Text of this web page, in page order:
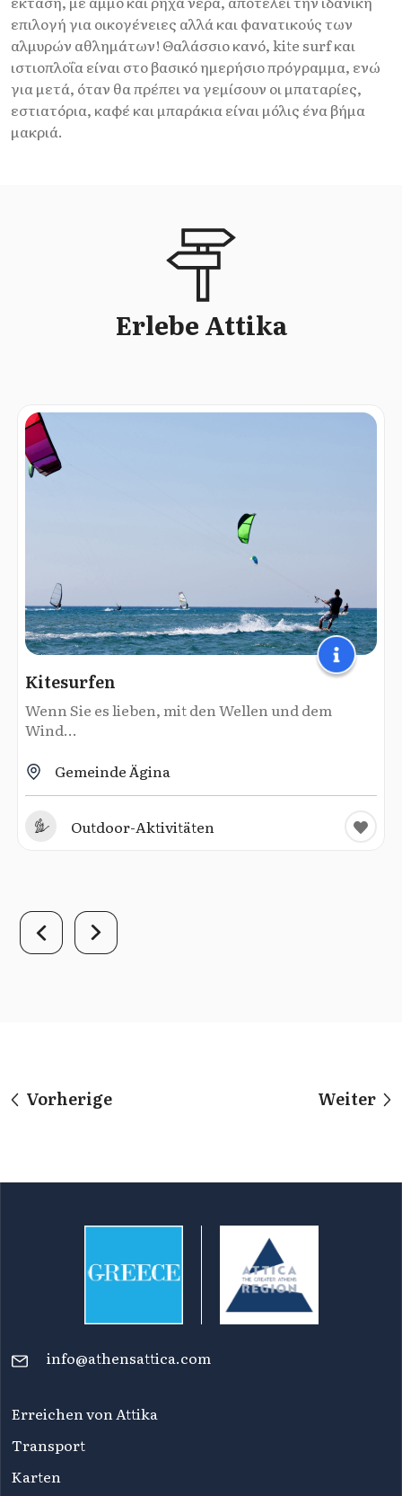
επιλογή για οικογένειες αλλά και φανατικούς των
αλμυρών αθλημάτων! Θαλάσσιο κανό, kite surf και
ιστιοπλοΐα είναι στο βασικό ημερήσιο πρόγραμμα, ενώ
για μετά, όταν θα πρέπει να γεμίσουν οι μπαταρίες,
εστιατόρια, καφέ και μπαράκια είναι μόλις ένα βήμα
μακριά.
Erlebe Attika
Kitesurfen
Wenn Sie es lieben, mit den Wellen und dem
Wind...
Gemeinde Ägina
Outdoor-Aktivitäten
Vorherige Weiter
info@athensattica.com
Erreichen von Attika
Transport
Karten